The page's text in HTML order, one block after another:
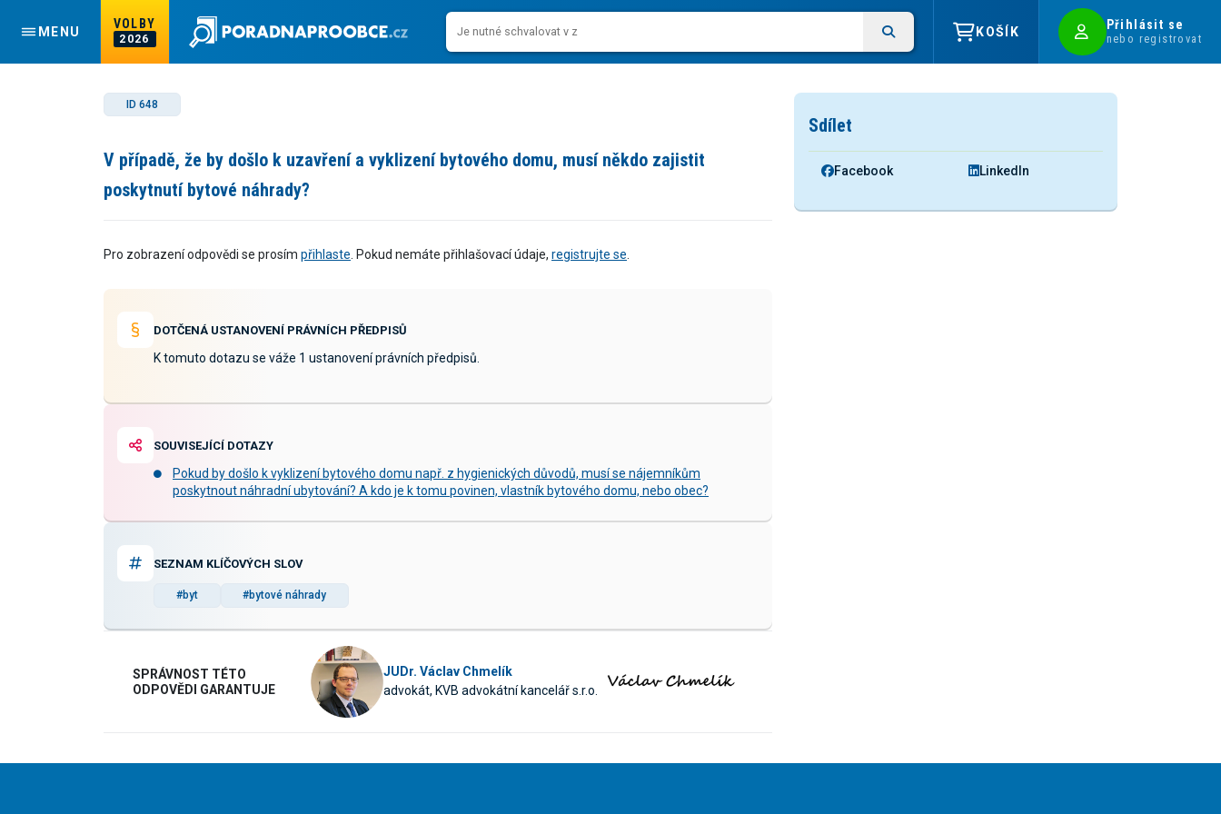
MENU
VOLBY
2026
KOŠÍK Přihlásit se
nebo registrovat
ID 648
V případě, že by došlo k uzavření a vyklizení bytového domu, musí někdo zajistit
poskytnutí bytové náhrady?
Pro zobrazení odpovědi se prosím přihlaste . Pokud nemáte přihlašovací údaje, registrujte se
DOTČENÁ USTANOVENÍ PRÁVNÍCH PŘEDPISŮ
K tomuto dotazu se váže 1 ustanovení právních předpisů.
SOUVISEJÍCÍ DOTAZY
Pokud by došlo k vyklizení bytového domu např. z hygienických důvodů, musí se nájemníkům
poskytnout náhradní ubytování? A kdo je k tomu povinen, vlastník bytového domu, nebo obec?
SEZNAM KLÍČOVÝCH SLOV
#byt #bytové náhrady
SPRÁVNOST TÉTO
ODPOVĚDI GARANTUJE
JUDr. Václav Chmelík
advokát, KVB advokátní kancelář s.r.o.
Sdílet
Facebook LinkedIn